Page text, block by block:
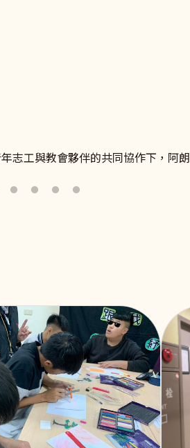
工與教會夥伴的共同協作下，阿
關於良好雇主和移工溝通、勞雇關